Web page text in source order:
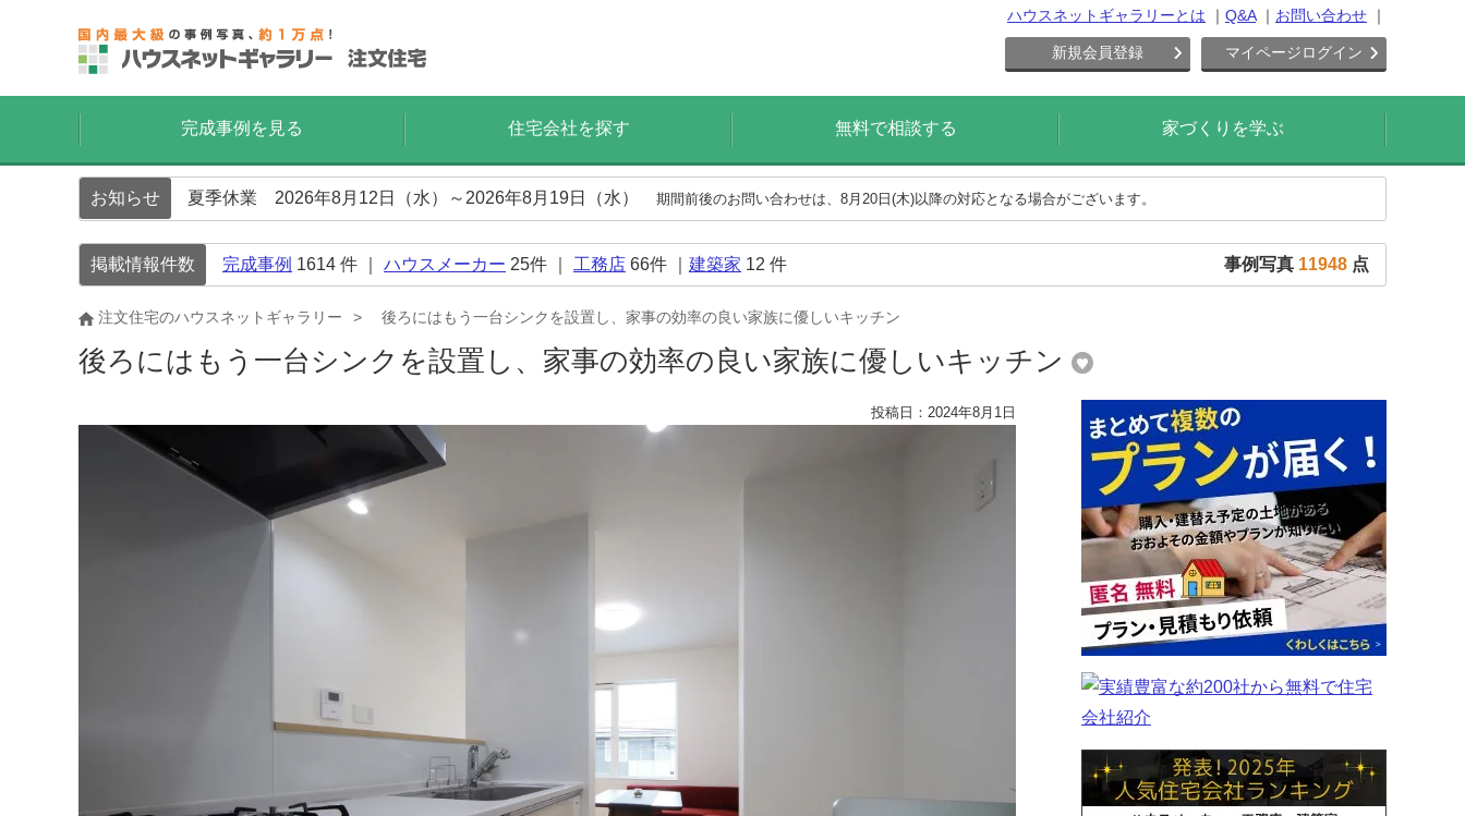
ハウスネットギャラリーとは Q&A お問い合わせ
新規会員登録 マイページログイン
完成事例を見る 住宅会社を探す 無料で相談する 家づくりを学ぶ
お知らせ 夏季休業 2026年8月12日（水）～2026年8月19日（水） 期間前後のお問い合わせは、8月20日(木)以降の対応となる場合がございます。
掲載情報件数 完成事例 1614 件 ｜ ハウスメーカー 25件 ｜ 工務店 66件 ｜ 建築家 12 件 事例写真 11948 点
注文住宅のハウスネットギャラリー 後ろにはもう一台シンクを設置し、家事の効率の良い家族に優しいキッチン
後ろにはもう一台シンクを設置し、家事の効率の良い家族に優しいキッチン
投稿日：2024年8月1日